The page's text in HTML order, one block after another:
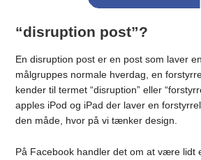
“disruption post”?
En disruption post er en post som laver
målgruppes normale hverdag, en
kender til termet “disruption” eller
apples iPod og iPad der laver en
den måde, hvor på vi tænker design.
På Facebook handler det om at være lidt